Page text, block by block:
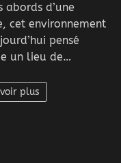
abords d’une
cet environnement
pensé
un lieu de…
plus